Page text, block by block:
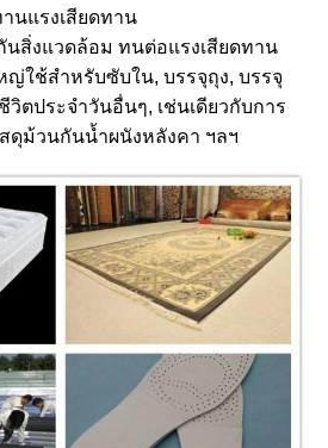
นแรงเสียดทาน
นสิ่งแวดล้อม ทนต่อแรงเสียดทาน
ญ่ใช้สำหรับซับใน, บรรจุถุง, บรรจุ
ตประจำวันอื่นๆ, เช่นเดียวกับการ
ดุม้วนกันน้ำผนังหลังคา ฯลฯ